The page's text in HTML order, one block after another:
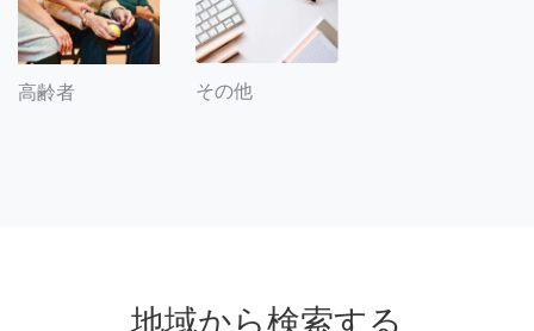
高齢者 その他
地域から検索する